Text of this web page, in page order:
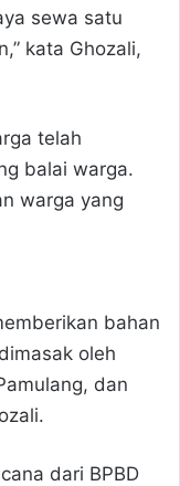
sewa satu
kata Ghozali,
telah
balai warga.
warga yang
bahan
oleh
dan
dari BPBD